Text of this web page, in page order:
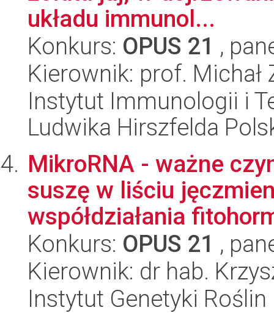
układu immunol...
Konkurs: OPUS 21 ,
Kierownik: prof. Michał
Instytut Immunologii i
Ludwika Hirszfelda
MikroRNA - ważne
suszę w liściu
współdziałania
Konkurs: OPUS 21 ,
Kierownik: dr hab.
Instytut Genetyki Roślin